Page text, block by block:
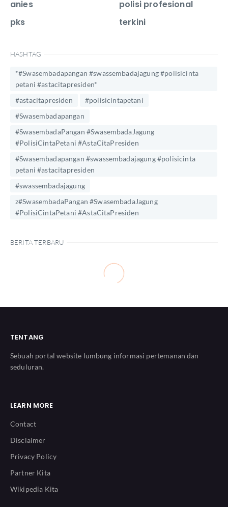
anies
pks
polisi profesional
terkini
HASHTAG
*#Swasembadapangan #swassembadajagung #polisicinta
petani #astacitapresiden*
#astacitapresiden
#polisicintapetani
#Swasembadapangan
#SwasembadaPangan #SwasembadaJagung
#PolisiCintaPetani #AstaCitaPresiden
#Swasembadapangan #swassembadajagung #polisicinta
petani #astacitapresiden
#swassembadajagung
z#SwasembadaPangan #SwasembadaJagung
#PolisiCintaPetani #AstaCitaPresiden
BERITA TERBARU
TENTANG
Sebuah portal website lumbung informasi pertemanan dan
seduluran.
LEARN MORE
Contact
Disclaimer
Privacy Policy
Partner Kita
Wikipedia Kita